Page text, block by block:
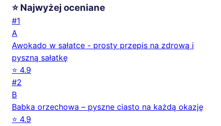
⭐ Najwyżej oceniane
#1
A
Awokado w sałatce - prosty przepis na zdrową i
pyszną sałatkę
⭐ 4.9
#2
B
Babka orzechowa – pyszne ciasto na każdą okazję
⭐ 4.9